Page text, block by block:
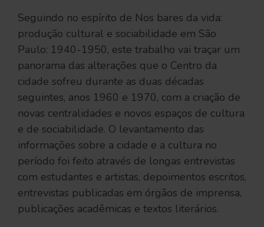
Seguindo no espírito de Nos bares da vida:
produção cultural e sociabilidade em São
Paulo: 1940-1950, este trabalho vai traçar um
panorama das alterações que o Centro da
cidade sofreu durante as duas décadas
seguintes, anos 1960 e 1970, com a criação de
novas centralidades e novos espaços de cultura
e de sociabilidade. O levantamento das
informações sobre a cidade e a cultura no
período foi feito através de longas entrevistas
com estudantes e artistas, depoimentos escritos,
entrevistas publicadas em órgãos de imprensa,
publicações acadêmicas e textos literários.